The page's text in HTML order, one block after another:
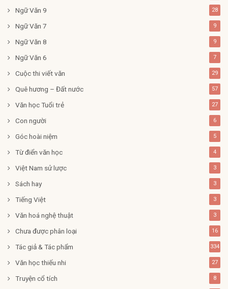
Ngữ Văn 9 28
Ngữ Văn 7 9
Ngữ Văn 8 9
Ngữ Văn 6 7
Cuộc thi viết văn 29
Quê hương – Đất nước 57
Văn học Tuổi trẻ 27
Con người 6
Góc hoài niệm 5
Từ điển văn học 4
Việt Nam sử lược 3
Sách hay 3
Tiếng Việt 3
Văn hoá nghệ thuật 3
Chưa được phân loại 16
Tác giả & Tác phẩm 334
Văn học thiếu nhi 27
Truyện cổ tích 8